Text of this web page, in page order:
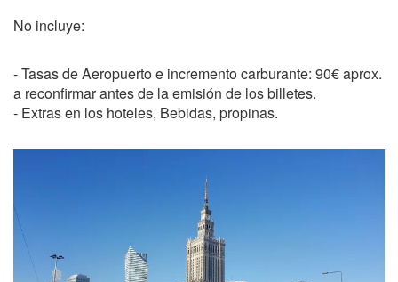
No incluye:
- Tasas de Aeropuerto e incremento carburante: 90€ aprox.
a reconfirmar antes de la emisión de los billetes.
- Extras en los hoteles, Bebidas, propinas.